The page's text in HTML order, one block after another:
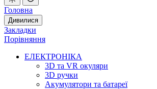
Головна
Дивилися
Закладки
Порівняння
ЕЛЕКТРОНІКА
3D та VR окуляри
3D ручки
Акумулятори та батареї